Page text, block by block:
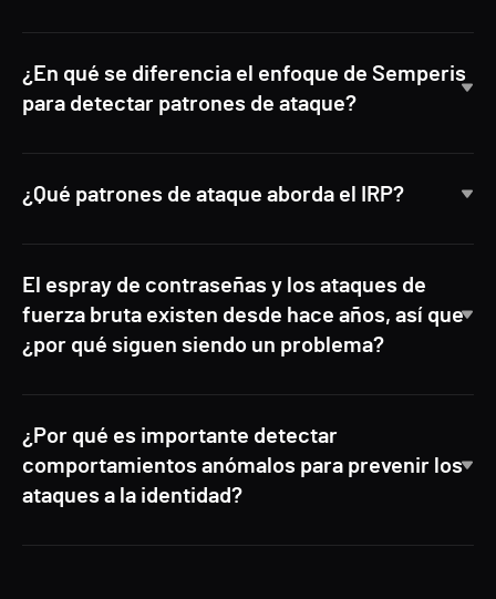
¿En qué se diferencia el enfoque de Semperis
para detectar patrones de ataque?
¿Qué patrones de ataque aborda el IRP?
El espray de contraseñas y los ataques de
fuerza bruta existen desde hace años, así que
¿por qué siguen siendo un problema?
¿Por qué es importante detectar
comportamientos anómalos para prevenir los
ataques a la identidad?